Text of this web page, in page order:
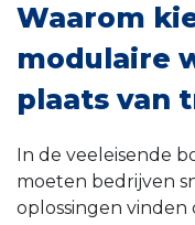
Waarom
modulaire
plaats van
In de veeleisende
moeten bedrijven
oplossingen